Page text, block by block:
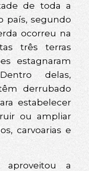
de toda a
país, segundo
ocorreu na
três terras
estagnaram
delas,
derrubado
estabelecer
ou ampliar
carvoarias e
a